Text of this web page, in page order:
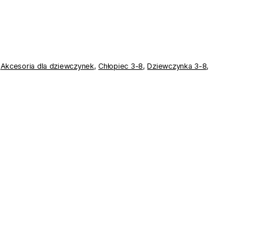
Akcesoria dla dziewczynek,Chłopiec 3-8,Dziewczynka 3-8,